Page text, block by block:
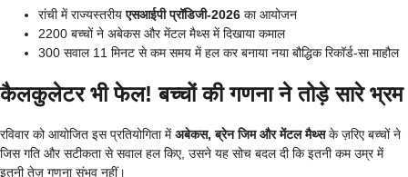
रांची में राज्यस्तरीयएसआईपी प्रॉडिजी-2026 का आयोजन
2200 बच्चों ने अबेकस और मेंटल मैथ्स में दिखाया कमाल
300 सवाल 11 मिनट से कम समय में हल कर बनाया नया बौद्धिक रिकॉर्ड-सा माहौल
कैलकुलेटर भी फेल! बच्चों की गणना ने तोड़े सारे भ्रम
रविवार को आयोजित इस प्रतियोगिता मेंअबेकस, ब्रेन जिम और मेंटल मैथ्सके ज़रिए बच्चों ने
जिस गति और सटीकता से सवाल हल किए, उसने यह सोच बदल दी कि इतनी कम उम्र में
इतनी तेज़ गणना संभव नहीं।